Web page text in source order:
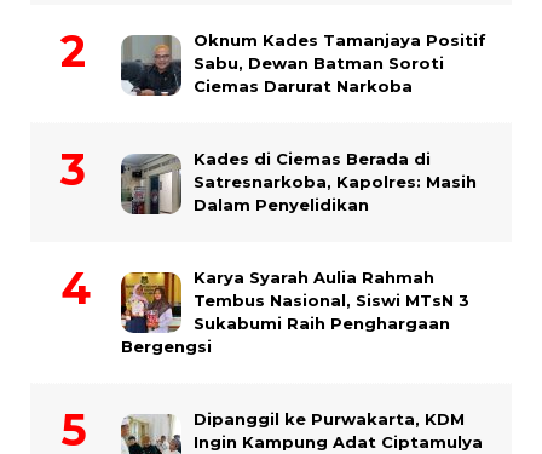
Oknum Kades Tamanjaya Positif
Sabu, Dewan Batman Soroti
Ciemas Darurat Narkoba
Kades di Ciemas Berada di
Satresnarkoba, Kapolres: Masih
Dalam Penyelidikan
Karya Syarah Aulia Rahmah
Tembus Nasional, Siswi MTsN 3
Sukabumi Raih Penghargaan
Bergengsi
Dipanggil ke Purwakarta, KDM
Ingin Kampung Adat Ciptamulya